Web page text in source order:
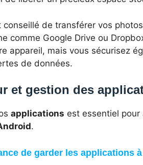
conseillé de transférer vos
comme Google Drive ou
appareil, mais vous sécurisez
de données.
et gestion des
applications est essentiel
.
de garder les applications